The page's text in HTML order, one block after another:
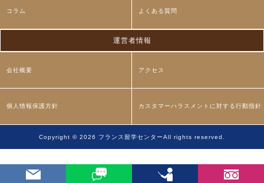
コラム よくある質問
運営者情報
会社概要 アクセス
個人情報保護方針 カスタマーハラスメントに対する行動指針
Copyright © 2026 フランス留学センターAll rights reserved.